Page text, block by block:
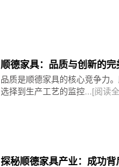
顺德家具：品质与创新的完
品质是顺德家具的核心竞争力
选择到生产工艺的监控... [阅读
探秘顺德家具产业：成功背